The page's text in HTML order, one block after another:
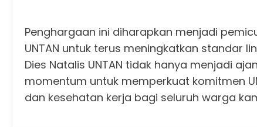
Penghargaan ini diharapkan menjadi
UNTAN untuk terus meningkatkan standar
Dies Natalis UNTAN tidak hanya menjadi
momentum untuk memperkuat komitmen
dan kesehatan kerja bagi seluruh warga